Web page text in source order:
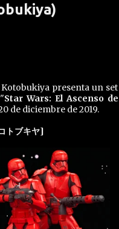
presenta un set
Star Wars: El Ascenso de
de diciembre de 2019.
トブキヤ]